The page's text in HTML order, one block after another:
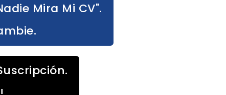
Mira Mi CV".